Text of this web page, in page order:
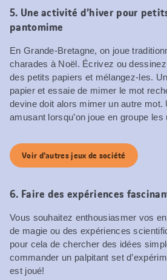
5. Une activité d’hiver pour
pantomime
En Grande-Bretagne, on joue
charades à Noël. Écrivez ou
des petits papiers et mélangez-les.
papier et essaie de mimer le mot
devine doit alors mimer un autre mot.
amusant lorsqu’on joue en groupe
Voir d’autres jeux de société
6. Faire des expériences
Vous souhaitez enthousiasmer vos
de magie ou des expériences
pour cela de chercher des idées
commander un palpitant set
est joué!